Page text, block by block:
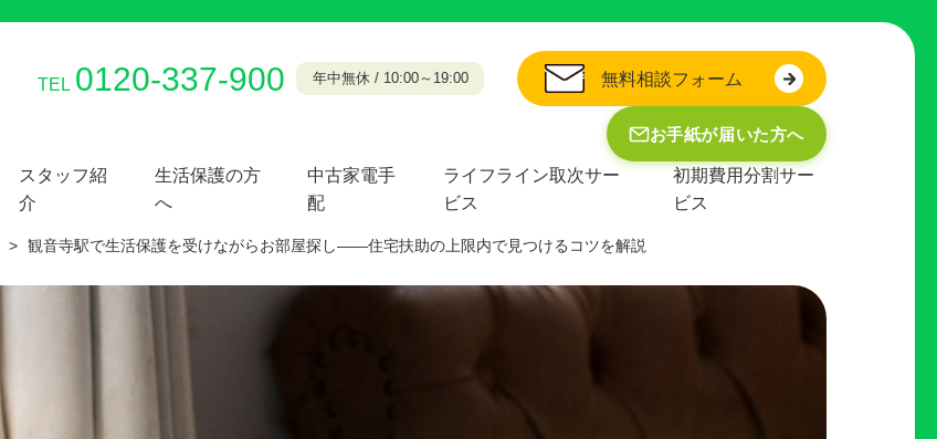
TEL 0120-337-900 年中無休 / 10:00～19:00 無料相談フォーム
お手紙が届いた方へ
スタッフ紹
介
生活保護の方
へ
中古家電手
配
ライフライン取次サー
ビス
初期費用分割サー
ビス
> 観音寺駅で生活保護を受けながらお部屋探し——住宅扶助の上限内で見つけるコツを解説